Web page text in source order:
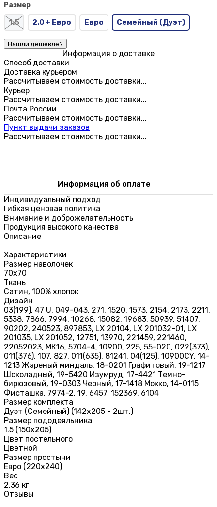
Размер
1.5 2.0 + Евро Евро Семейный (Дуэт)
Информация о доставке
Способ доставки
Доставка курьером
Рассчитываем стоимость доставки...
Курьер
Рассчитываем стоимость доставки...
Почта России
Рассчитываем стоимость доставки...
Пункт выдачи заказов
Рассчитываем стоимость доставки...
Информация об оплате
Индивидуальный подход
Гибкая ценовая политика
Внимание и доброжелательность
Продукция высокого качества
Описание
Характеристики
Размер наволочек
70х70
Ткань
Сатин, 100% хлопок
Дизайн
03(199), 47 U, 049-043, 271, 1520, 1573, 2154, 2173, 2211,
5338, 7866, 7994, 10268, 15082, 19683, 50939, 51407,
90202, 240523, 897853, LX 20104, LX 201032-01, LX
201035, LX 201052, 12751, 13970, 221459, 221460,
22052023, МК16, 5704-4, 10900, 225, 55-020, 022(373),
011(376), 107, 827, 011(635), 81241, 04(125), 10900CY, 14-
1213 Жареный миндаль, 18-0201 Графитовый, 19-1217
Шоколадный, 19-5420 Изумруд, 17-4421 Темно-
бирюзовый, 19-0303 Черный, 17-1418 Мокко, 14-0115
Фисташка, 7974-2, 19, 6457, 152369, 6104
Размер комплекта
Дуэт (Семейный) (142х205 - 2шт.)
Размер пододеяльника
1.5 (150х205)
Цвет постельного
Цветной
Размер простыни
Евро (220х240)
Вес
2.36 кг
Отзывы